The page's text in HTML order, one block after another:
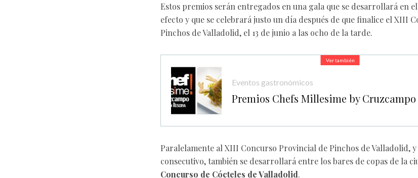
Estos premios serán entregados en una gala que se desarrollará en
efecto y que se celebrará justo un día después de que finalice el XIII
Pinchos de Valladolid, el 13 de junio a las ocho de la tarde.
Ver también
Eventos gastronómicos
Premios Chefs Millesime by Cruzcampo
Paralelamente al XIII Concurso Provincial de Pinchos de Valladolid,
consecutivo, también se desarrollará entre los bares de copas de la
Concurso de Cócteles de Valladolid.